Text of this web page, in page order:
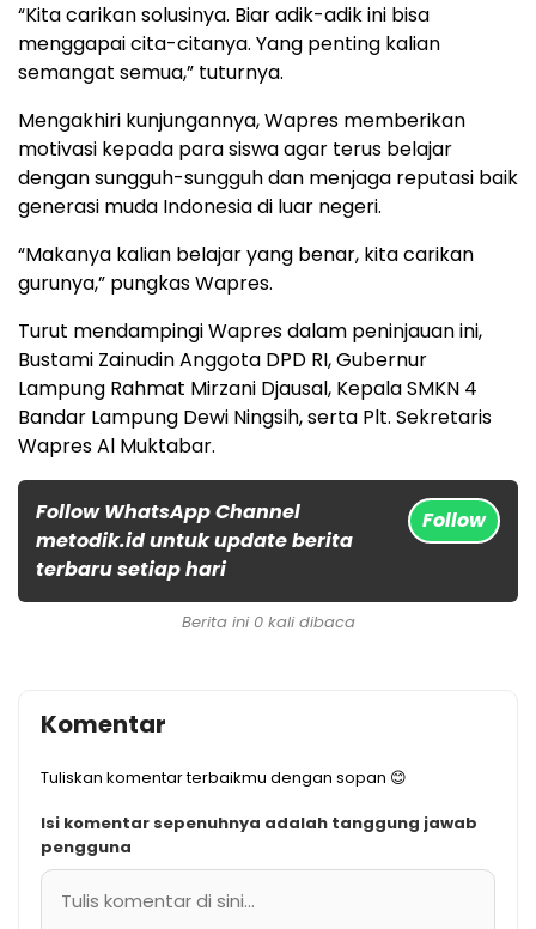
“Kita carikan solusinya. Biar adik-adik ini bisa
menggapai cita-citanya. Yang penting kalian
semangat semua,” tuturnya.
Mengakhiri kunjungannya, Wapres memberikan
motivasi kepada para siswa agar terus belajar
dengan sungguh-sungguh dan menjaga reputasi baik
generasi muda Indonesia di luar negeri.
“Makanya kalian belajar yang benar, kita carikan
gurunya,” pungkas Wapres.
Turut mendampingi Wapres dalam peninjauan ini,
Bustami Zainudin Anggota DPD RI, Gubernur
Lampung Rahmat Mirzani Djausal, Kepala SMKN 4
Bandar Lampung Dewi Ningsih, serta Plt. Sekretaris
Wapres Al Muktabar.
Follow WhatsApp Channel
metodik.id untuk update berita
terbaru setiap hari
Follow
Berita ini 0 kali dibaca
Komentar
Tuliskan komentar terbaikmu dengan sopan 😊
Isi komentar sepenuhnya adalah tanggung jawab
pengguna